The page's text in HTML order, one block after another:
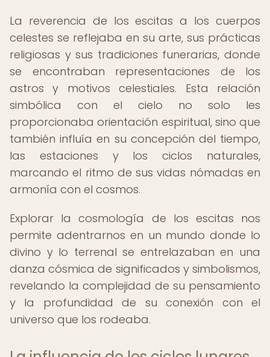
La reverencia de los escitas a los cuerpos
celestes se reflejaba en su arte, sus prácticas
religiosas y sus tradiciones funerarias, donde
se encontraban representaciones de los
astros y motivos celestiales. Esta relación
simbólica con el cielo no solo les
proporcionaba orientación espiritual, sino que
también influía en su concepción del tiempo,
las estaciones y los ciclos naturales,
marcando el ritmo de sus vidas nómadas en
armonía con el cosmos.
Explorar la cosmología de los escitas nos
permite adentrarnos en un mundo donde lo
divino y lo terrenal se entrelazaban en una
danza cósmica de significados y simbolismos,
revelando la complejidad de su pensamiento
y la profundidad de su conexión con el
universo que los rodeaba.